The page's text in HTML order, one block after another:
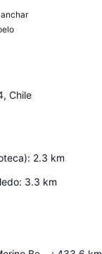
Chile
: 2.3 km
: 3.3 km